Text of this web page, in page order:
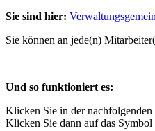
Sie sind hier:
Sie können an jede(n)
Und so funktioniert es:
Klicken Sie in der
Klicken Sie dann auf das